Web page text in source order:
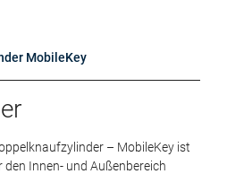
MobileKey
– MobileKey ist
Innen- und Außenbereich